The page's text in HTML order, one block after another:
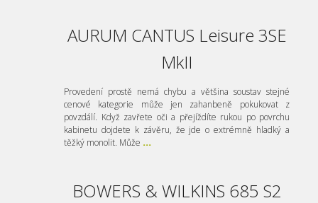
AURUM CANTUS Leisure 3SE
MkII
Provedení prostě nemá chybu a většina soustav stejné
cenové kategorie může jen zahanbeně pokukovat z
povzdálí. Když zavřete oči a přejíždíte rukou po povrchu
kabinetu dojdete k závěru, že jde o extrémně hladký a
těžký monolit. Může ...
BOWERS & WILKINS 685 S2